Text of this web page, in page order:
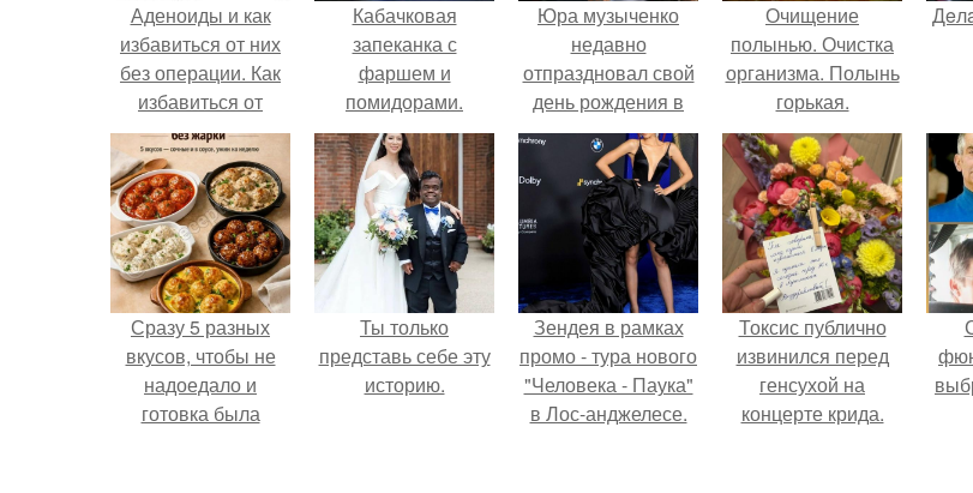
Аденоиды и как
избавиться от них
без операции. Как
избавиться от
аденоидов без
операции?
Кабачковая
запеканка с
фаршем и
помидорами.
Юра музыченко
недавно
отпраздновал свой
день рождения в
кругу самых
близких и родных
людей.
Очищение
полынью. Очистка
организма. Полынь
горькая.
Сразу 5 разных
вкусов, чтобы не
надоедало и
готовка была
Ты только
представь себе эту
историю.
Зендея в рамках
промо - тура нового
"Человека - Паука"
в Лос-анджелесе.
Токсис публично
извинился перед
генсухой на
концерте крида.